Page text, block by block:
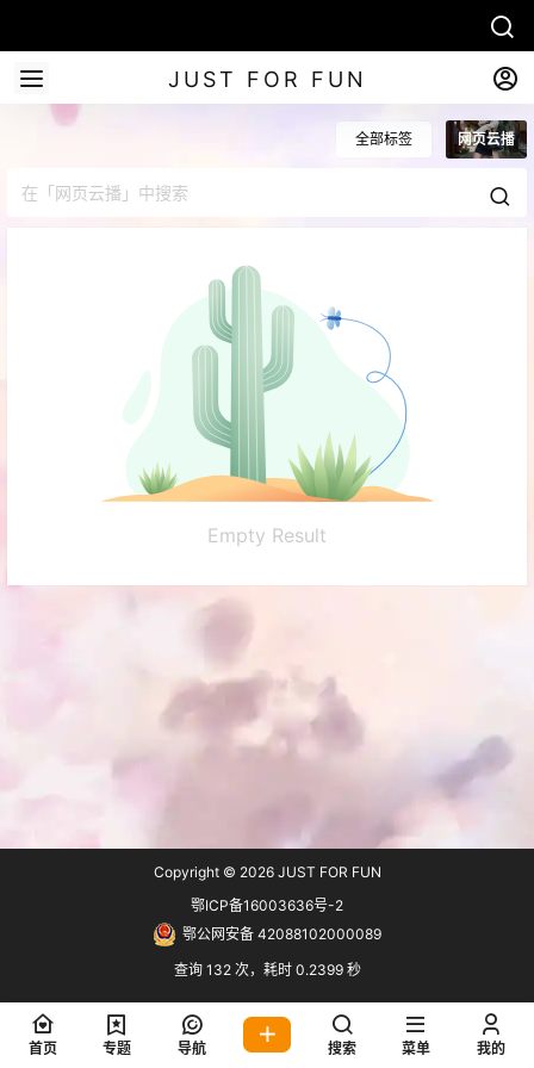
JUST FOR FUN
全部标签 网页云播
Empty Result
Copyright © 2026JUST FOR FUN
鄂ICP备16003636号-2
鄂公网安备 42088102000089
查询 132 次，耗时 0.2399 秒
首页 专题 导航 搜索 菜单 我的